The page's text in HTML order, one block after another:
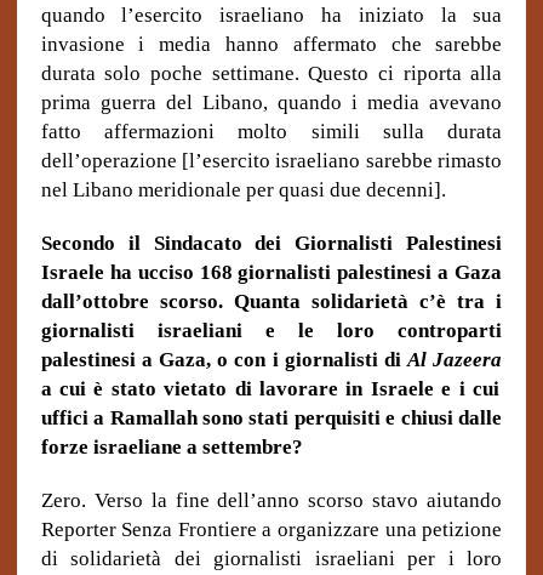
quando l’esercito israeliano ha iniziato la sua
invasione i media hanno affermato che sarebbe
durata solo poche settimane. Questo ci riporta alla
prima guerra del Libano, quando i media avevano
fatto affermazioni molto simili sulla durata
dell’operazione [l’esercito israeliano sarebbe rimasto
nel Libano meridionale per quasi due decenni].
Secondo il Sindacato dei Giornalisti Palestinesi
Israele ha ucciso 168 giornalisti palestinesi a Gaza
dall’ottobre scorso. Quanta solidarietà c’è tra i
giornalisti israeliani e le loro controparti
palestinesi a Gaza, o con i giornalisti diAl Jazeera
a cui è stato vietato di lavorare in Israele e i cui
uffici a Ramallah sono stati perquisiti e chiusi dalle
forze israeliane a settembre?
Zero. Verso la fine dell’anno scorso stavo aiutando
Reporter Senza Frontiere a organizzare una petizione
di solidarietà dei giornalisti israeliani per i loro